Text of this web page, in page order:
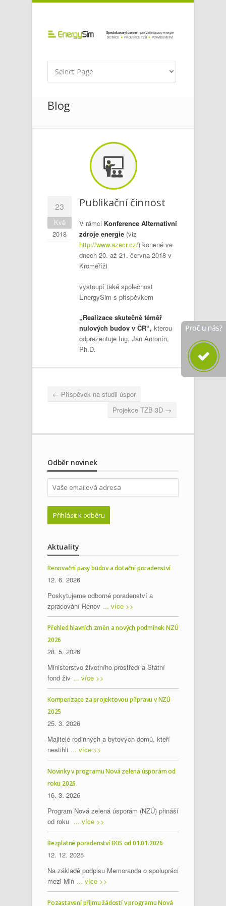
Blog
23
Kvě
2018
Publikační činnost
V rámci Konference Alternativní
zdroje energie (viz
http://www.azecr.cz/) konené ve
dnech 20. až 21. června 2018 v
Kroměříži
vystoupí také společnost
EnergySim s příspěvkem
„Realizace skutečně téměř
nulových budov v ČR“, kterou
odprezentuje Ing. Jan Antonín,
Ph.D.
← Příspěvek na studii úspor
Projekce TZB 3D →
Odběr novinek
Aktuality
Renovační pasy budov a dotační poradenství
12. 6. 2026
Poskytujeme odborné poradenství a
zpracování Renov ... více >>
Přehled hlavních změn a nových podmínek NZÚ
2026
28. 5. 2026
Ministerstvo životního prostředí a Státní
fond živ ... více >>
Kompenzace za projektovou přípravu v NZÚ
2025
25. 3. 2026
Majitelé rodinných a bytových domů, kteří
nestihli ... více >>
Novinky v programu Nová zelená úsporám od
roku 2026
16. 3. 2026
Program Nová zelená úsporám (NZÚ) přináší
od roku ... více >>
Bezplatné poradenství EKIS od 01.01.2026
12. 12. 2025
Na základě podpisu Memoranda o spolupráci
mezi Min ... více >>
Pozastavení příjmu žádostí v programu Nová